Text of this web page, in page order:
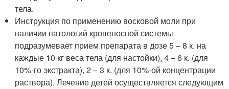
тела.
Инструкция по применению восковой моли при
наличии патологий кровеносной системы
подразумевает прием препарата в дозе 5 – 8 к. на
каждые 10 кг веса тела (для настойки), 4 – 6 к. (для
10%-го экстракта), 2 – 3 к. (для 10%-ой концентрации
раствора). Лечение детей осуществляется следующим